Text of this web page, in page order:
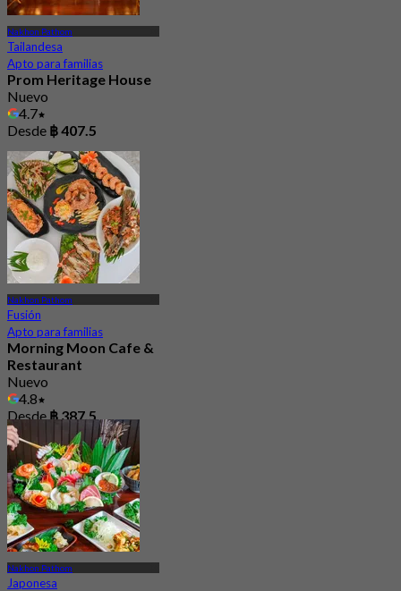
Nakhon Pathom
Tailandesa
Apto para familias
Prom Heritage House
Nuevo
4.7
Desde ฿ 407.5
Nakhon Pathom
Fusión
Apto para familias
Morning Moon Cafe &
Restaurant
Nuevo
4.8
Desde฿ 387.5
Nakhon Pathom
Japonesa